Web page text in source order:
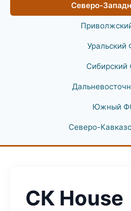
Северо-
Уральский
Южный
Северо-
СК House